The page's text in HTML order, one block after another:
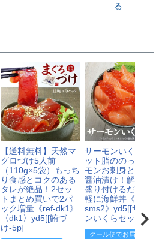
る
【送料無料】天然マ
グロづけ5人前
（110g×5袋）もっち
り食感とコクのある
タレが絶品！2セッ
トまとめ買いで2パ
ック増量《ref-dk1》
〈dk1〉yd5[[鮪づ
け-5p]
サーモンいくら丼
ット脂ののったサ
モンお刺身といく
醤油漬け！解凍し
盛り付けるだけで
軽に海鮮丼《ref-
sms2》yd5[[サーモ
ンいくらセット]
クール便でお届け